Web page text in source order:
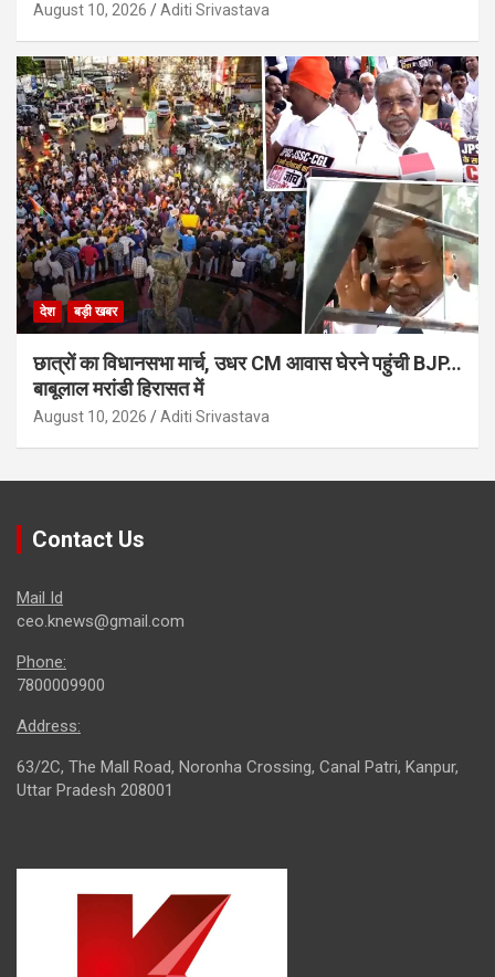
August 10, 2026 Aditi Srivastava
देश बड़ी खबर
छात्रों का विधानसभा मार्च, उधर CM आवास घेरने पहुंची BJP…
बाबूलाल मरांडी हिरासत में
August 10, 2026 Aditi Srivastava
Contact Us
Mail Id
ceo.knews@gmail.com
Phone:
7800009900
Address:
63/2C, The Mall Road, Noronha Crossing, Canal Patri, Kanpur,
Uttar Pradesh 208001